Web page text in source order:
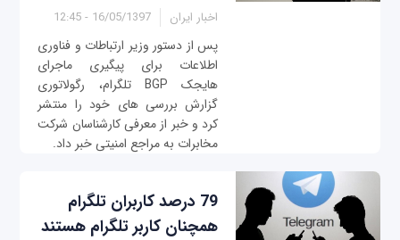
اخبار ایران 16/05/1397 - 12:45
پس از دستور وزیر ارتباطات و فناوری
اطلاعات برای پیگیری ماجرای
هایجک BGP تلگرام، رگولاتوری
گزارش بررسی های خود را منتشر
کرد و خبر از معرفی کارشناسان شرکت
مخابرات به مراجع امنیتی خبر داد.
79 درصد کاربران تلگرام
همچنان کاربر تلگرام هستند